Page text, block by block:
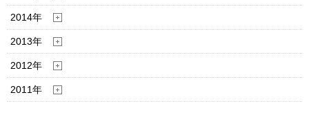
2014年
2013年
2012年
2011年